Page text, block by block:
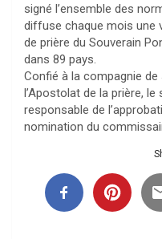
signé l’ensemble des
diffuse chaque mois une
de prière du Souverain
dans 89 pays.
Confié à la compagnie
l’Apostolat de la prière,
responsable de
nomination du